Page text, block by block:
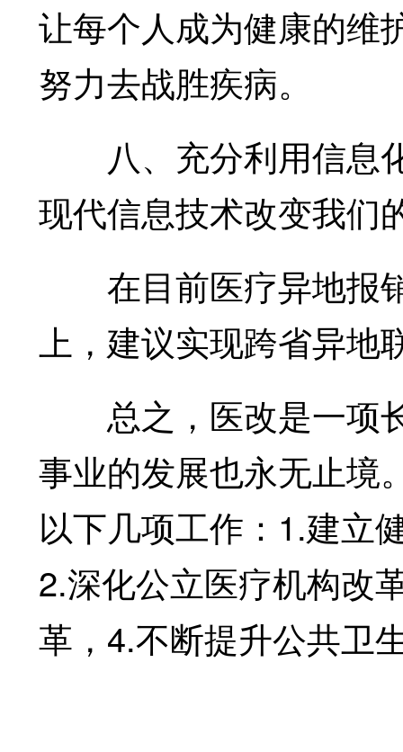
让每个人成为健康的维
努力去战胜疾病。
八、充分利用信息
现代信息技术改变我们
在目前医疗异地报
上，建议实现跨省异地
总之，医改是一项
事业的发展也永无止境
以下几项工作：1.建立
2.深化公立医疗机构改
革，4.不断提升公共卫